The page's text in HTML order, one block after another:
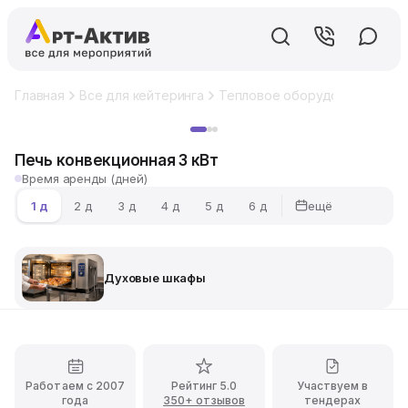
Главная Все для кейтеринга Тепловое оборудование
Печь конвекционная 3 кВт
Время аренды (дней)
1 д
2 д 3 д 4 д 5 д 6 д ещё
Духовые шкафы
Работаем с 2007
года
Рейтинг 5.0
350+ отзывов
Участвуем в
тендерах